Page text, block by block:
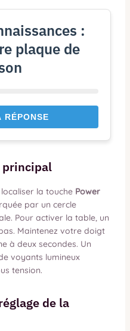
:
plaque de
RÉPONSE
principal
la touche Power
par un cercle
Pour activer la table, un
Maintenez votre doigt
à deux secondes. Un
voyants lumineux
tension.
de la